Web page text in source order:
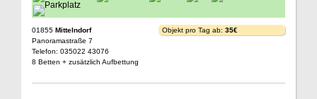
01855 Mittelndorf
Panoramastraße 7
Telefon: 035022 43076
8 Betten + zusätzlich Aufbettung
Objekt pro Tag ab: 35€